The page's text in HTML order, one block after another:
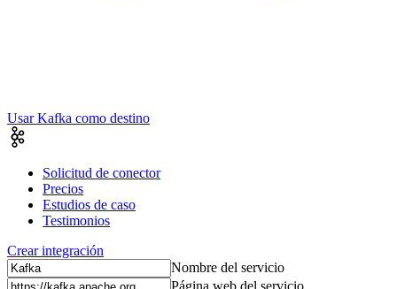
Usar Kafka como destino
Solicitud de conector
Precios
Estudios de caso
Testimonios
Crear integración
Nombre del servicio
Página web del servicio